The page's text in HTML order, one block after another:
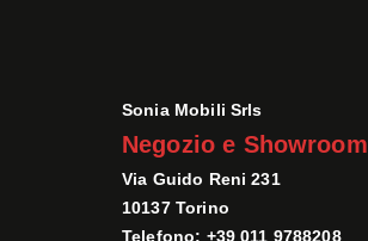
Sonia Mobili Srls
Negozio e Showroom
Via Guido Reni 231
10137 Torino
Telefono: +39 011 9788208